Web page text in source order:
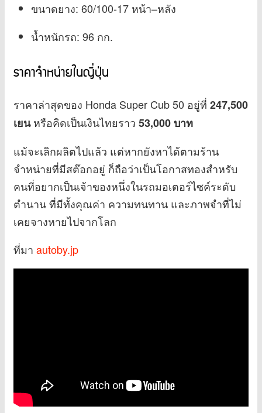
ขนาดยาง: 60/100-17 หน้า–หลัง
น้ำหนักรถ: 96 กก.
ราคาจำหน่ายในญี่ปุ่น
ราคาล่าสุดของ Honda Super Cub 50 อยู่ที่ 247,500
เยนหรือคิดเป็นเงินไทยราว 53,000 บาท
แม้จะเลิกผลิตไปแล้ว แต่หากยังหาได้ตามร้าน
จำหน่ายที่มีสต๊อกอยู่ ก็ถือว่าเป็นโอกาสทองสำหรับ
คนที่อยากเป็นเจ้าของหนึ่งในรถมอเตอร์ไซค์ระดับ
ตำนาน ที่มีทั้งคุณค่า ความทนทาน และภาพจำที่ไม่
เคยจางหายไปจากโลก
ที่มา autoby.jp